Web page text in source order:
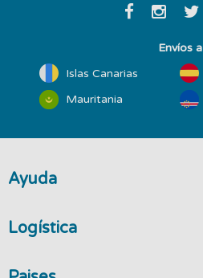
Envíos a
Islas Canarias
Mauritania
Ayuda
Logística